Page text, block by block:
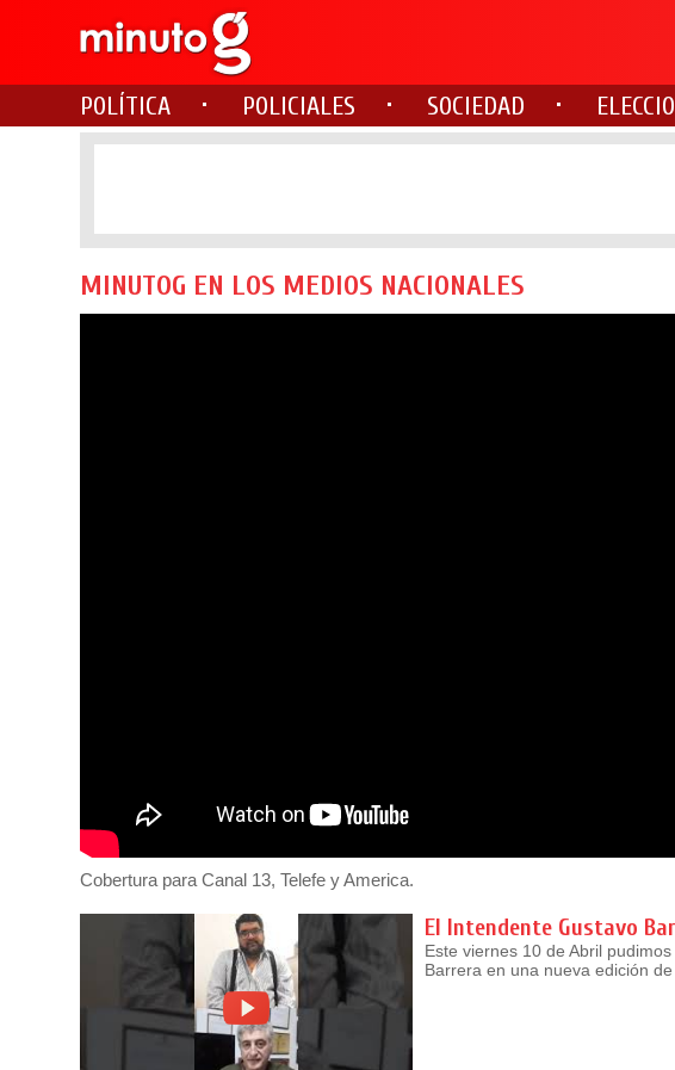
POLÍTICA POLICIALES SOCIEDAD
MINUTOG EN LOS MEDIOS NACIONALES
Cobertura para Canal 13, Telefe y America.
El Intendente Gustavo
Este viernes 10 de Abril
Barrera en una nueva edición